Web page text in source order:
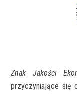
Znak Jakości
przyczyniające się